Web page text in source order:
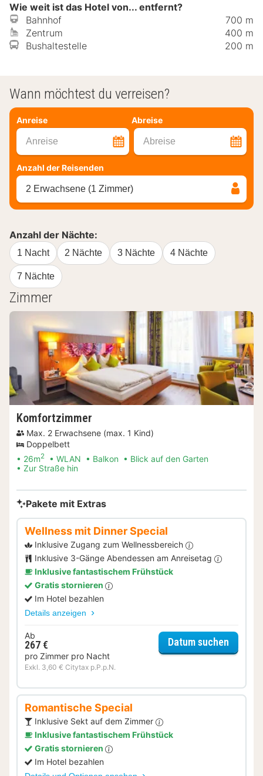
Wie weit ist das Hotel von... entfernt?
Bahnhof
700 m
Zentrum
400 m
Bushaltestelle
200 m
Wann möchtest du verreisen?
Anreise Abreise
Anreise Abreise
Anzahl der Reisenden
2 Erwachsene (1 Zimmer)
Anzahl der Nächte:
1 Nacht 2 Nächte 3 Nächte 4 Nächte
7 Nächte
Zimmer
Komfortzimmer
Max. 2 Erwachsene (max. 1 Kind)
Doppelbett
26m2 WLAN Balkon
Blick auf den Garten
Zur Straße hin
Pakete mit Extras
Wellness mit Dinner Special
Inklusive Zugang zum Wellnessbereich
Inklusive 3-Gänge Abendessen am Anreisetag
Inklusive fantastischem Frühstück
Gratis stornieren
Im Hotel bezahlen
Details anzeigen
Ab
267 €
pro Zimmer pro Nacht
Exkl. 3,60 € Citytax p.P.p.N.
Datum suchen
Romantische Special
Inklusive Sekt auf dem Zimmer
Inklusive fantastischem Frühstück
Gratis stornieren
Im Hotel bezahlen